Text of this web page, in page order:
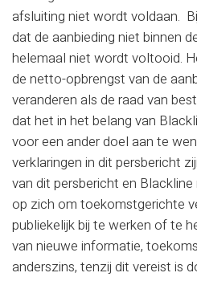
afsluiting niet wordt voldaan.
dat de aanbieding niet binnen
helemaal niet wordt voltooid.
de netto-opbrengst van de
veranderen als de raad van
dat het in het belang van
voor een ander doel aan te
verklaringen in dit persbericht
van dit persbericht en
op zich om toekomstgerichte
publiekelijk bij te werken of te
van nieuwe informatie,
anderszins, tenzij dit vereist is